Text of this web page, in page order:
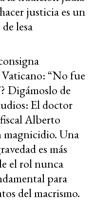
justicia es un
lesa
Vaticano: “No fue
Digámoslo de
El doctor
Alberto
magnicidio. Una
es más
el rol nunca
para
del macrismo.